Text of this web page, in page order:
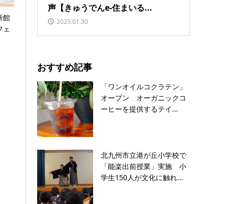
館
ェ
声【きゅうでんe-住まいる...
2025.01.30
おすすめ記事
「ワンオイルコクラテン」
オープン オーガニックコ
ーヒーを提供するテイ...
北九州市立港が丘小学校で
「能楽出前授業」実施 小
学生150人が文化に触れ...